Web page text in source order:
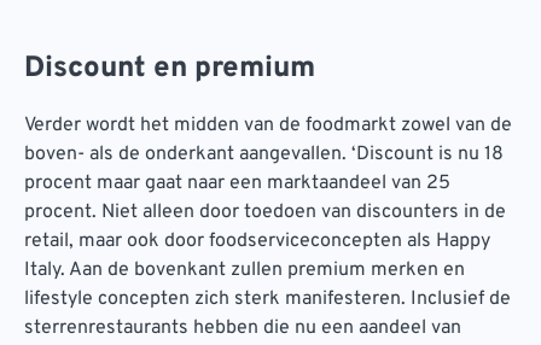
Discount en premium
Verder wordt het midden van de foodmarkt zowel van de
boven- als de onderkant aangevallen. ‘Discount is nu 18
procent maar gaat naar een marktaandeel van 25
procent. Niet alleen door toedoen van discounters in de
retail, maar ook door foodserviceconcepten als Happy
Italy. Aan de bovenkant zullen premium merken en
lifestyle concepten zich sterk manifesteren. Inclusief de
sterrenrestaurants hebben die nu een aandeel van